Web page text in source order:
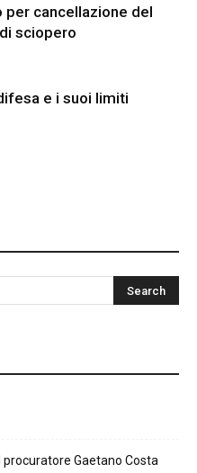
per cancellazione del
sciopero
e i suoi limiti
procuratore Gaetano Costa